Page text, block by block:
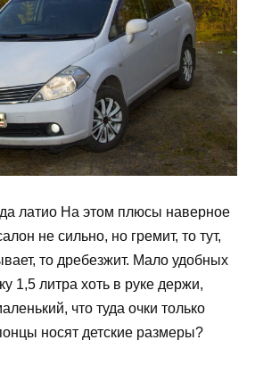
латио На этом плюсы наверное
не сильно, но гремит, то тут,
то дребезжит. Мало удобных
1,5 литра хоть в руке держи,
что туда очки только
носят детские размеры?